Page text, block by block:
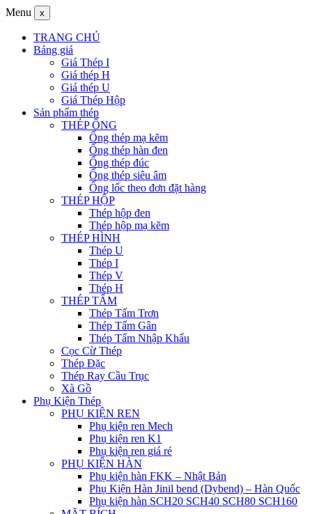
Menu x
TRANG CHỦ
Bảng giá
Giá Thép I
Giá thép H
Giá thép U
Giá Thép Hộp
Sản phẩm thép
THÉP ỐNG
Ống thép mạ kẽm
Ống thép hàn đen
Ống thép đúc
Ống thép siêu âm
Ống lốc theo đơn đặt hàng
THÉP HỘP
Thép hộp đen
Thép hộp mạ kẽm
THÉP HÌNH
Thép U
Thép I
Thép V
Thép H
THÉP TẤM
Thép Tấm Trơn
Thép Tấm Gân
Thép Tấm Nhập Khẩu
Cọc Cừ Thép
Thép Đặc
Thép Ray Cầu Trục
Xà Gồ
Phụ Kiện Thép
PHỤ KIỆN REN
Phụ kiện ren Mech
Phụ kiện ren K1
Phụ kiện ren giá rẻ
PHỤ KIỆN HÀN
Phụ kiện hàn FKK – Nhật Bản
Phụ Kiện Hàn Jinil bend (Dybend) – Hàn Quốc
Phụ kiện hàn SCH20 SCH40 SCH80 SCH160